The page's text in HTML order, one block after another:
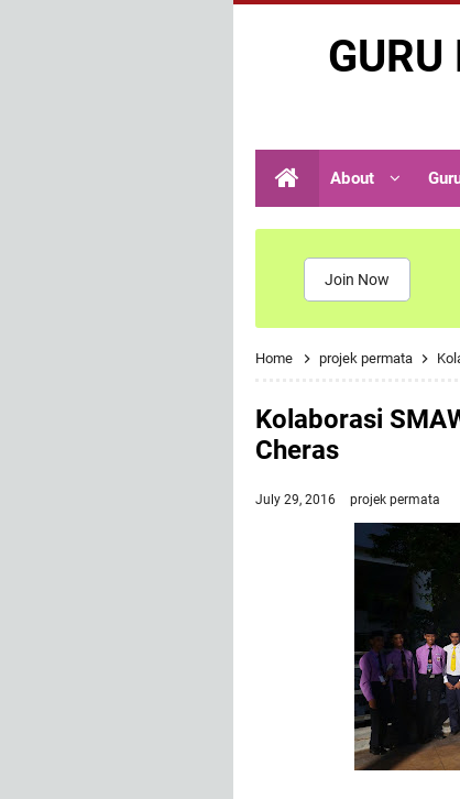
About
Join Now
Home projek permata
Kolaborasi
Cheras
July 29, 2016 projek permata